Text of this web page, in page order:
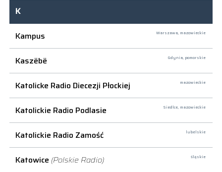
K
Kampus
Warszawa, mazowieckie
Kaszëbë Gdynia, pomorskie
Katolicke Radio Diecezji Płockiej mazowieckie
Katolickie Radio Podlasie Siedlce, mazowieckie
Katolickie Radio Zamość lubelskie
Katowice (Polskie Radio) śląskie